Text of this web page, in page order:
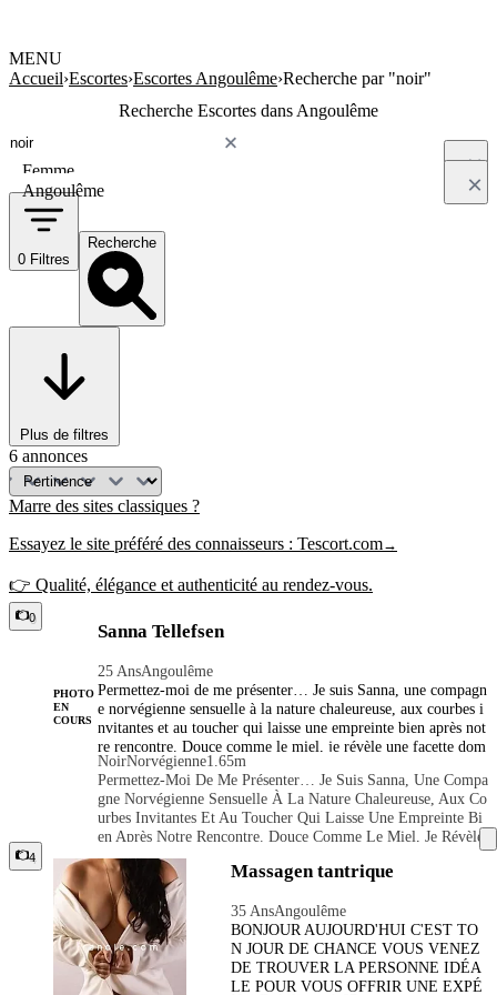
MENU
Accueil›Escortes›Escortes Angoulême›Recherche par "noir"
Recherche Escortes dans Angoulême
Femme
Angoulême
0 Filtres
Recherche
Plus de filtres
6 annonces
Marre des sites classiques ?
Essayez le site préféré des connaisseurs : Tescort.com→
👉 Qualité, élégance et authenticité au rendez-vous.
PHOTO
EN
COURS
0
Sanna Tellefsen
25 AnsAngoulême
Permettez-moi de me présenter… Je suis Sanna, une compagn
e norvégienne sensuelle à la nature chaleureuse, aux courbes i
nvitantes et au toucher qui laisse une empreinte bien après not
re rencontre. Douce comme le miel, je révèle une facette dom
inante dès que vous êtes entre mes mains ; pour moi, chaque r
endez-vous doit être une véritable évasion : un moment fluide
et enivrant où vous succombez totalement à mon charme. Ima
ginez le stress de la journée s'évaporer tandis que ma peau do
uce glisse sur la vôtre ; chaque caresse est pensée pour détendr
e, exciter et éveiller vos sens. Mon approche, empreinte de le
nteur et d'une grande attention, mêle féminité passionnée et a
utorité sensuelle pour vous laisser à la fois apaisé et exalté. M
a personnalité pétillante vous mettra immédiatement à l'aise…
jusqu'au moment où vous réaliserez que vous êtes totalement s
ous mon emprise.
NoirNorvégienne1.65m
Permettez-Moi De Me Présenter… Je Suis Sanna, Une Compa
Gne Norvégienne Sensuelle À La Nature Chaleureuse, Aux Co
Urbes Invitantes Et Au Toucher Qui Laisse Une Empreinte Bi
En Après Notre Rencontre. Douce Comme Le Miel, Je Révèle
Une Facette Dominante Dès Que Vous Êtes Entre Mes Mains ;
Pour Moi, Chaque Rendez-Vous Doit Être Une Véritable Évas
Ion : Un Moment Fluide Et Enivrant Où Vous Succombez Tot
Alement À Mon Charme. Imaginez Le Stress De La Journée
S'évaporer Tandis Que Ma Peau Douce Glisse Sur La Vôtre ;
Chaque Caresse Est Pensée Pour Détendre, Exciter Et Éveille
R Vos Sens. Mon Approche, Empreinte De Lenteur Et D'une
Grande Attention, Mêle Féminité Passionnée Et Autorité Sens
4
Massagen tantrique
35 AnsAngoulême
BONJOUR AUJOURD'HUI C'EST TO
N JOUR DE CHANCE VOUS VENEZ
DE TROUVER LA PERSONNE IDÉA
LE POUR VOUS OFFRIR UNE EXPÉ